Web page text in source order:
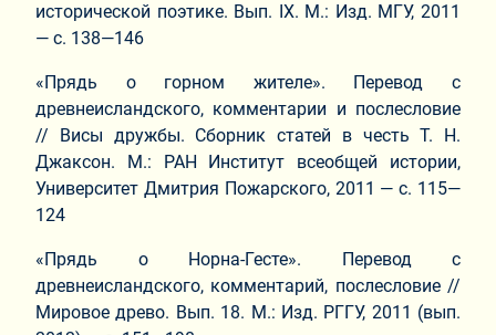
исторической поэтике. Вып. IX. М.: Изд. МГУ, 2011
— с. 138—146
«Прядь о горном жителе». Перевод с
древнеисландского, комментарии и послесловие
// Висы дружбы. Сборник статей в честь Т. Н.
Джаксон. М.: РАН Институт всеобщей истории,
Университет Дмитрия Пожарского, 2011 — с. 115—
124
«Прядь о Норна-Гесте». Перевод с
древнеисландского, комментарий, послесловие //
Мировое древо. Вып. 18. М.: Изд. РГГУ, 2011 (вып.